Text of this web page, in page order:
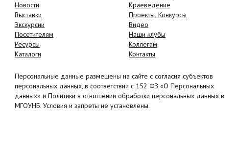
Новости
Выставки
Экскурсии
Посетителям
Ресурсы
Каталоги
Краеведение
Проекты. Конкурсы
Видео
Наши клубы
Коллегам
Контакты
Персональные данные размещены на сайте с согласия субъектов
персональных данных, в соответствии с 152 ФЗ «О Персональных
данных» и Политики в отношении обработки персональных данных в
МГОУНБ. Условия и запреты не установлены.